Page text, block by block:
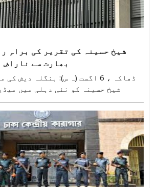
شیخ حسینہ کی تقریر کی براہِ
بھارت سے
ڈھاکہ ، 6 اگست (ہ س): بنگلہ
شیخ حسینہ کو نئی دہلی میں
نے بھارت کے سے ناراضی کا اظہار
کہنا ہے کہ اس اقدام سے بنگلہ دیش کے